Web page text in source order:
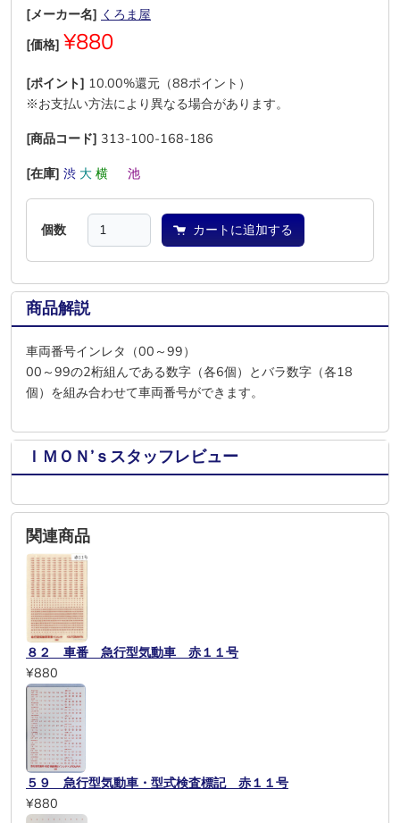
[メーカー名] くろま屋
[価格] ¥880
[ポイント] 10.00%還元（88ポイント）
※お支払い方法により異なる場合があります。
[商品コード] 313-100-168-186
[在庫] 渋 大 横 池
個数 カートに追加する
商品解説
車両番号インレタ（00～99）
00～99の2桁組んである数字（各6個）とバラ数字（各18
個）を組み合わせて車両番号ができます。
ＩＭＯＮ’ｓスタッフレビュー
関連商品
８２ 車番 急行型気動車 赤１１号
¥880
５９ 急行型気動車・型式検査標記 赤１１号
¥880